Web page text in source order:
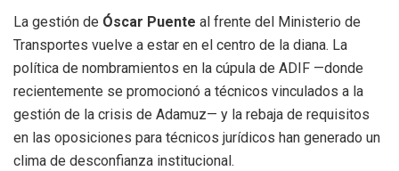
La gestión de Óscar Puente al frente del Ministerio de
Transportes vuelve a estar en el centro de la diana. La
política de nombramientos en la cúpula de ADIF —donde
recientemente se promocionó a técnicos vinculados a la
gestión de la crisis de Adamuz— y la rebaja de requisitos
en las oposiciones para técnicos jurídicos han generado un
clima de desconfianza institucional.